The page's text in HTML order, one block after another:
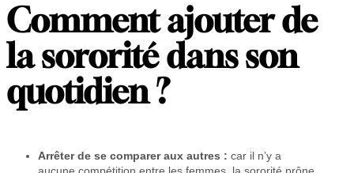
Comment ajouter de
la sororité dans son
quotidien ?
Arrêter de se comparer aux autres : car il n’y a